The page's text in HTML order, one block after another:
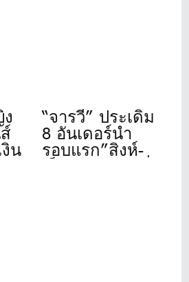
น
“จารวี” ประเดิม
8 อันเดอร์นำ
รอบแรก”สิงห์-
เอ็นเอสดีเอฟ”ที่